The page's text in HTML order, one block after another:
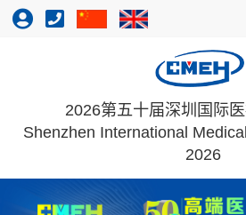
2026第五十届深圳国际
Shenzhen International
2026